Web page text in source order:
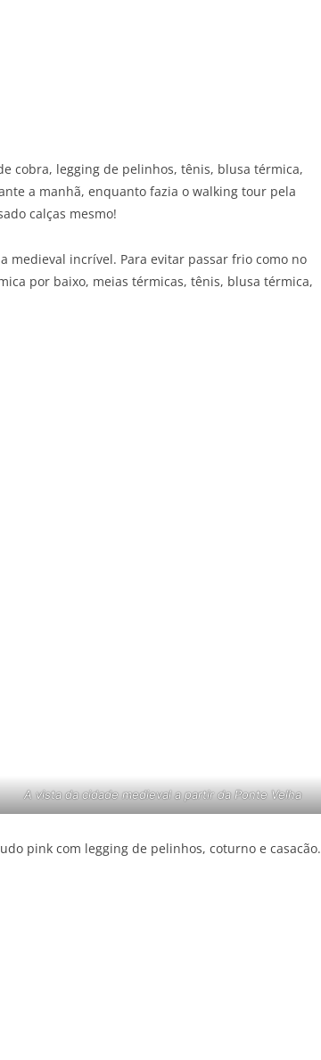
cobra, legging de pelinhos, tênis, blusa térmica,
a manhã, enquanto fazia o walking tour pela
calças mesmo!
medieval incrível. Para evitar passar frio como no
por baixo, meias térmicas, tênis, blusa térmica,
A vista da cidade medieval a partir da Ponte Velha
pink com legging de pelinhos, coturno e casacão.